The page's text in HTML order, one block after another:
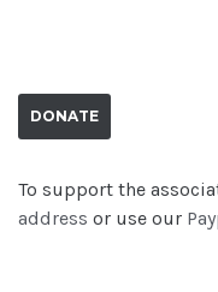
DONATE
To support the
address or use our